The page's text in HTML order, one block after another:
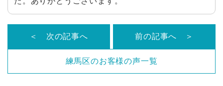
＜ 次の記事へ
練馬区のお客様の声一覧
前の記事へ ＞